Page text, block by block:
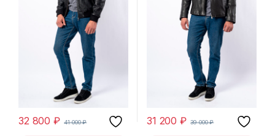
32 800₽ 41 000₽ 31 200₽ 39 000₽